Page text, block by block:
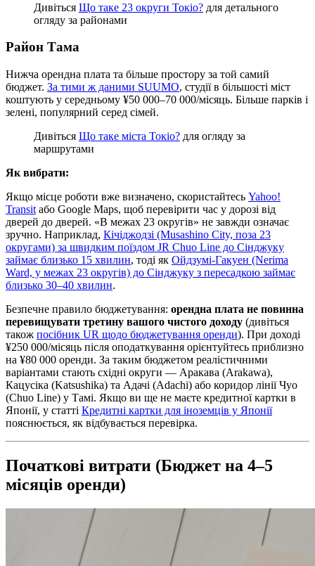
Дивіться Що таке 23 округи Токіо? для детального
огляду за районами
Район Тама
Нижча орендна плата та більше простору за той самий
бюджет. За тими ж даними SUUMO, студії в більшості міст
коштують у середньому ¥50 000–70 000/місяць. Більше парків і
зелені, популярний серед сімей.
Дивіться Що таке міста Токіо? для огляду за
маршрутами
Як вибрати:
Якщо місце роботи вже визначено, скористайтесь Yahoo!
Transit або Google Maps, щоб перевірити час у дорозі від
дверей до дверей. «В межах 23 округів» не завжди означає
зручно. Наприклад, Кічіджодзі (Musashino City, поза 23
округами) за швидким поїздом JR Chuo Line до Сінджуку
займає близько 15 хвилин, тоді як Ойдзумі-Гакуен (Nerima
Ward, у межах 23 округів) до Сінджуку з пересадкою займає
близько 30–40 хвилин.
Безпечне правило бюджетування: орендна плата не повинна
перевищувати третину вашого чистого доходу (дивіться
також посібник UR щодо бюджетування оренди). При доході
¥250 000/місяць після оподаткування орієнтуйтесь приблизно
на ¥80 000 оренди. За таким бюджетом реалістичними
варіантами стають східні округи — Аракава (Arakawa),
Кацусіка (Katsushika) та Адачі (Adachi) або коридор лінії Чуо
(Chuo Line) у Тамі. Якщо ви ще не маєте кредитної картки в
Японії, у статті Кредитні картки для іноземців у Японії
пояснюється, як відбувається перевірка.
Початкові витрати (Бюджет на 4–5
місяців оренди)